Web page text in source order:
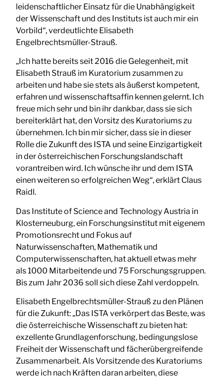
leidenschaftlicher Einsatz für die Unabhängigkeit
der Wissenschaft und des Instituts ist auch mir ein
Vorbild“, verdeutlichte Elisabeth
Engelbrechtsmüller-Strauß.
„Ich hatte bereits seit 2016 die Gelegenheit, mit
Elisabeth Strauß im Kuratorium zusammen zu
arbeiten und habe sie stets als äußerst kompetent,
erfahren und wissenschaftsaffin kennen gelernt. Ich
freue mich sehr und bin ihr dankbar, dass sie sich
bereiterklärt hat, den Vorsitz des Kuratoriums zu
übernehmen. Ich bin mir sicher, dass sie in dieser
Rolle die Zukunft des ISTA und seine Einzigartigkeit
in der österreichischen Forschungslandschaft
vorantreiben wird. Ich wünsche ihr und dem ISTA
einen weiteren so erfolgreichen Weg“, erklärt Claus
Raidl.
Das Institute of Science and Technology Austria in
Klosterneuburg, ein Forschungsinstitut mit eigenem
Promotionsrecht und Fokus auf
Naturwissenschaften, Mathematik und
Computerwissenschaften, hat aktuell etwas mehr
als 1000 Mitarbeitende und 75 Forschungsgruppen.
Bis zum Jahr 2036 soll sich diese Zahl verdoppeln.
Elisabeth Engelbrechtsmüller-Strauß zu den Plänen
für die Zukunft: „Das ISTA verkörpert das Beste, was
die österreichische Wissenschaft zu bieten hat:
exzellente Grundlagenforschung, bedingungslose
Freiheit der Wissenschaft und fächerübergreifende
Zusammenarbeit. Als Vorsitzende des Kuratoriums
werde ich nach Kräften daran arbeiten, diese